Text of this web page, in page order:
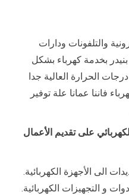
والتلفونات ودارات
بخدمة كهرباء بشكل
الحرارة العالية جدا
فاننا عمانا علة توفير
على تقديم الأعمال
الى الأجهزة الكهربائية.
و التجهيزات الكهربائية.